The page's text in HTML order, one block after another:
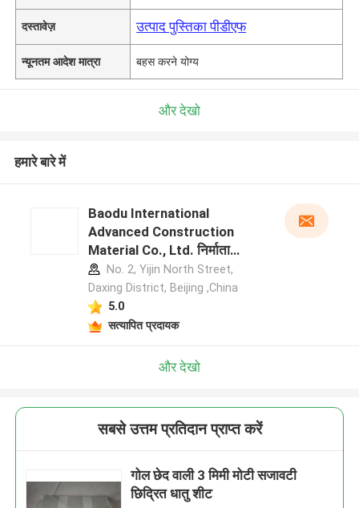
दस्तावेज़ उत्पाद पुस्तिका पीडीएफ
न्यूनतम आदेश मात्रा बहस करने योग्य
और देखो
हमारे बारे में
Baodu International
Advanced Construction
Material Co., Ltd. निर्माता
प्रोफ़ाइलNo. 2, Yijin North Street,
Daxing District, Beijing ,China
5.0
सत्यापित प्रदायक
और देखो
सबसे उत्तम प्रतिदान प्राप्त करें
गोल छेद वाली 3 मिमी मोटी सजावटी
छिद्रित धातु शीट